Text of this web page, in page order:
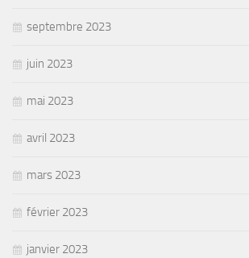
septembre 2023
juin 2023
mai 2023
avril 2023
mars 2023
février 2023
janvier 2023